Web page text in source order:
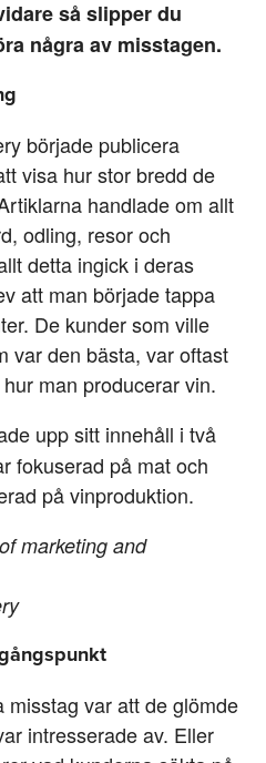
så slipper du
några av misstagen.
började publicera
visa hur stor bredd de
handlade om allt
odling, resor och
detta ingick i deras
att man började tappa
De kunder som ville
var den bästa, var oftast
man producerar vin.
upp sitt innehåll i två
fokuserad på mat och
på vinproduktion.
marketing and
misstag var att de glömde
intresserade av. Eller